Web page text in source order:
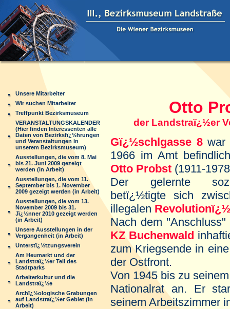
Unsere Mitarbeiter
Wir suchen Mitarbeiter
Treffpunkt Bezirksmuseum
VERANSTALTUNGSKALENDER
(Hier finden Interessenten alle
Daten von Bezirksfï¿½hrungen
und Veranstaltungen in
unserem Bezirksmuseum)
Ausstellungen, die vom 8. Mai
bis 21. Juni 2009 gezeigt
werden (in Arbeit)
Ausstellungen, die vom 11.
September bis 1. November
2009 gezeigt werden (in Arbeit)
Ausstellungen, die vom 13.
November 2009 bis 31.
Jï¿½nner 2010 gezeigt werden
(in Arbeit)
Unsere Ausstellungen in der
Vergangenheit (in Arbeit)
Unterstï¿½tzungsverein
Am Heumarkt und der
Landstraï¿½er Teil des
Stadtparks
Arbeiterkultur und die
Landstraï¿½e
Archï¿½ologische Grabungen
auf Landstraï¿½er Gebiet (in
Arbeit)
Otto
der Landstraï¿½er
Gï¿½schlgasse 8 war
1966 im Amt
Otto Probst (1911-
Der gelernte
betï¿½tigte sich
illegalen
Nach dem
KZ Buchenwald
zum Kriegsende in
der Ostfront.
Von 1945 bis zu
Nationalrat an. Er
seinem Arbeitszimmer